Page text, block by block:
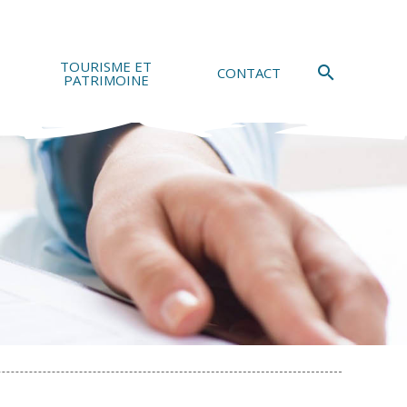
TOURISME ET
PATRIMOINE CONTACT search